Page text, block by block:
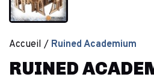
Accueil Ruined Academium
RUINED